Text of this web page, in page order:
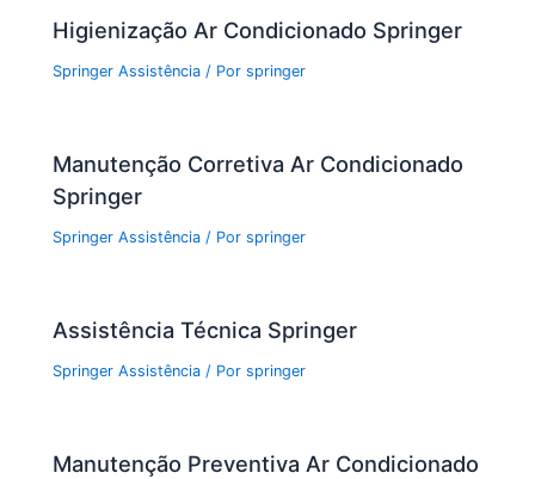
k
Higienização Ar Condicionado Springer
Springer Assistência / Porspringer
Manutenção Corretiva Ar Condicionado
Springer
Springer Assistência / Porspringer
Assistência Técnica Springer
Springer Assistência / Porspringer
Manutenção Preventiva Ar Condicionado